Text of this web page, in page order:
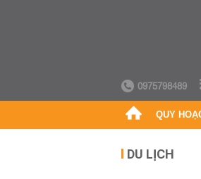
0975798489
QUY
DU LỊCH